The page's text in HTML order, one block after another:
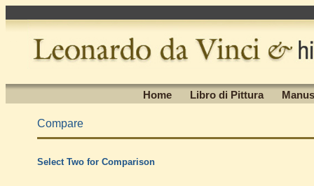
Home Libro di Pittura
Compare
Select Two for Comparison